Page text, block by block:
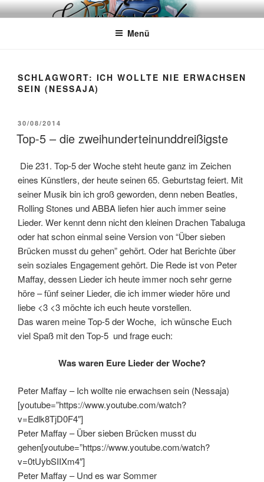
Zum
InhaltWÖRTERKATZE
Von Büchern erzählen
Menü
SCHLAGWORT: ICH WOLLTE NIE ERWACHSEN
SEIN (NESSAJA)
VERÖFFENTLICHT
AM
30/08/2014
Top-5 – die zweihunderteinunddreißigste
Die 231. Top-5 der Woche steht heute ganz im Zeichen
eines Künstlers, der heute seinen 65. Geburtstag feiert. Mit
seiner Musik bin ich groß geworden, denn neben Beatles,
Rolling Stones und ABBA liefen hier auch immer seine
Lieder. Wer kennt denn nicht den kleinen Drachen Tabaluga
oder hat schon einmal seine Version von “Über sieben
Brücken musst du gehen” gehört. Oder hat Berichte über
sein soziales Engagement gehört. Die Rede ist von Peter
Maffay, dessen Lieder ich heute immer noch sehr gerne
höre – fünf seiner Lieder, die ich immer wieder höre und
liebe <3 <3 möchte ich euch heute vorstellen.
Das waren meine Top-5 der Woche, ich wünsche Euch
viel Spaß mit den Top-5 und frage euch:
Was waren Eure Lieder der Woche?
Peter Maffay – Ich wollte nie erwachsen sein (Nessaja)
[youtube=”https://www.youtube.com/watch?
v=Edlk8TjD0F4″]
Peter Maffay – Über sieben Brücken musst du
gehen[youtube=”https://www.youtube.com/watch?
v=0tUybSIIXm4″]
Peter Maffay – Und es war Sommer